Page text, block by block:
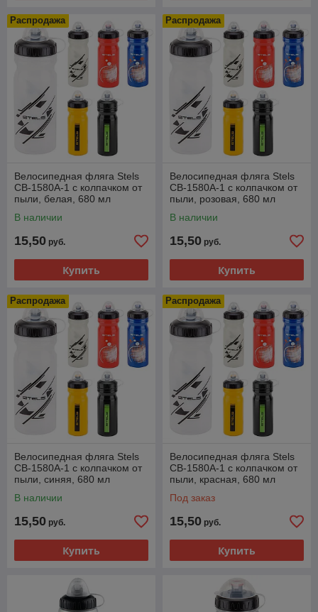
Распродажа
Велосипедная фляга Stels
CB-1580A-1 с колпачком от
пыли, белая, 680 мл
В наличии
15,50 руб.
Купить
Распродажа
Велосипедная фляга Stels
CB-1580A-1 с колпачком от
пыли, розовая, 680 мл
В наличии
15,50 руб.
Купить
Распродажа
Велосипедная фляга Stels
CB-1580A-1 с колпачком от
пыли, синяя, 680 мл
В наличии
15,50 руб.
Купить
Распродажа
Велосипедная фляга Stels
CB-1580A-1 с колпачком от
пыли, красная, 680 мл
Под заказ
15,50 руб.
Купить